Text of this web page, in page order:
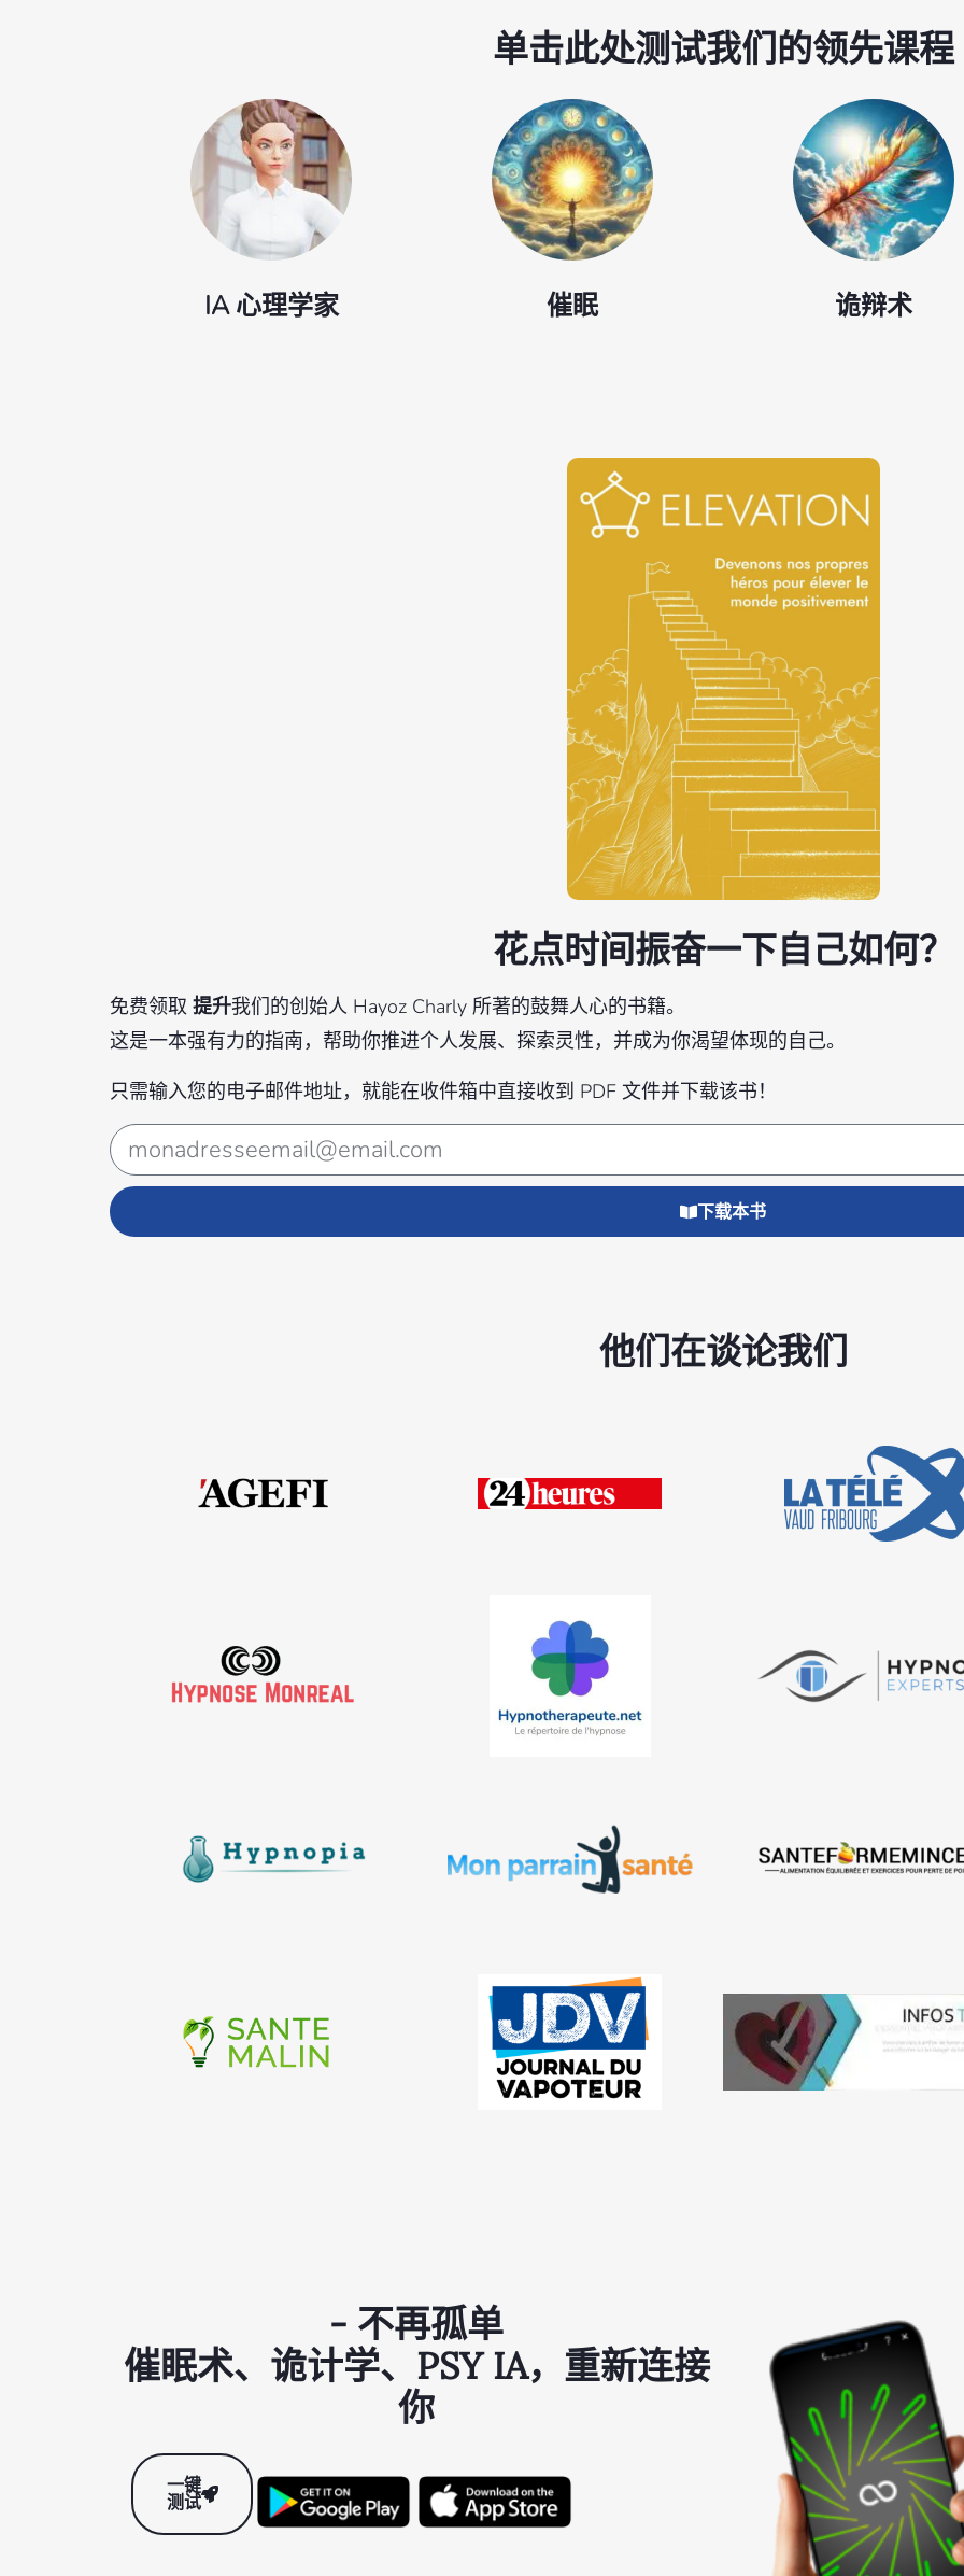
单击此处测试我们的领先课程
IA 心理学家 催眠 诡辩术
花点时间振奋一下自己如何？
免费领取 提升我们的创始人 Hayoz Charly 所著的鼓舞人心的书籍。
这是一本强有力的指南，帮助你推进个人发展、探索灵性，并成为你渴望体现的自己。
只需输入您的电子邮件地址，就能在收件箱中直接收到 PDF 文件并下载该书！
下载本书
他们在谈论我们
- 不再孤单
催眠术、诡计学、PSY IA，重新连接
你
一键
测试